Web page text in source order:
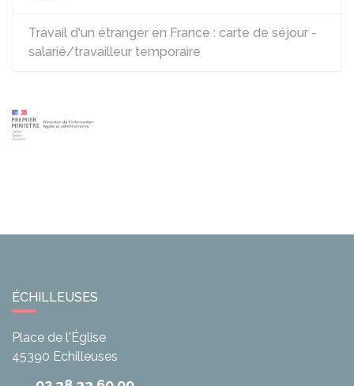
Travail d'un étranger en France : carte de séjour -
salarié/travailleur temporaire
ÉCHILLEUSES
Place de l'Église
45390 Echilleuses